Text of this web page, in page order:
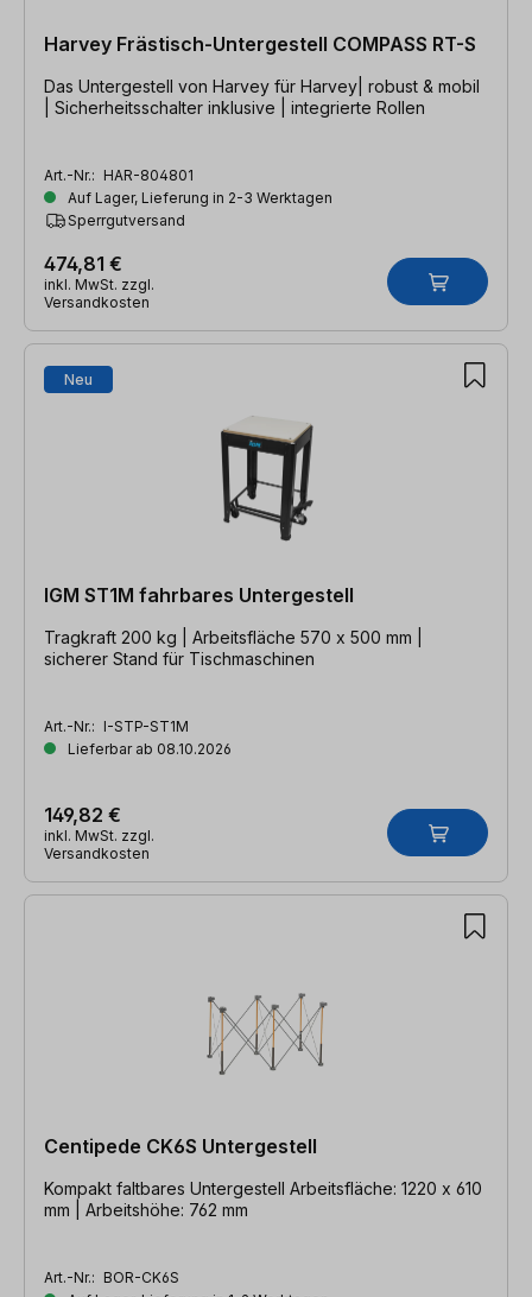
Harvey Frästisch-Untergestell COMPASS RT-S
Das Untergestell von Harvey für Harvey| robust & mobil
| Sicherheitsschalter inklusive | integrierte Rollen
Art.-Nr.: HAR-804801
Auf Lager, Lieferung in 2-3 Werktagen
Sperrgutversand
474,81 €
inkl. MwSt. zzgl.
Versandkosten
Neu
IGM ST1M fahrbares Untergestell
Tragkraft 200 kg | Arbeitsfläche 570 x 500 mm |
sicherer Stand für Tischmaschinen
Art.-Nr.: I-STP-ST1M
Lieferbar ab 08.10.2026
149,82 €
inkl. MwSt. zzgl.
Versandkosten
Centipede CK6S Untergestell
Kompakt faltbares Untergestell Arbeitsfläche: 1220 x 610
mm | Arbeitshöhe: 762 mm
Art.-Nr.: BOR-CK6S